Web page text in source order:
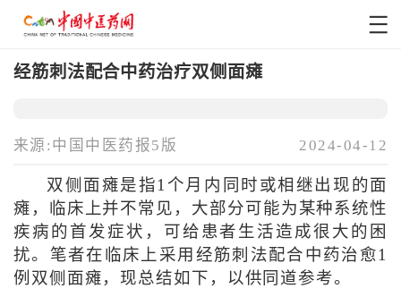
经筋刺法配合中药治疗双侧面瘫
来源:中国中医药报5版 2024-04-12
双侧面瘫是指1个月内同时或相继出现的面
瘫，临床上并不常见，大部分可能为某种系统性
疾病的首发症状，可给患者生活造成很大的困
扰。笔者在临床上采用经筋刺法配合中药治愈1
例双侧面瘫，现总结如下，以供同道参考。